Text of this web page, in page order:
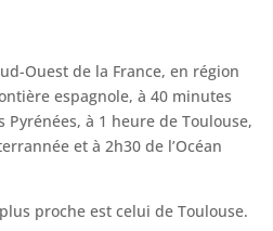
Ouest de la France, en région
espagnole, à 40 minutes
à 1 heure de Toulouse,
et à 2h30 de l’Océan
proche est celui de Toulouse.